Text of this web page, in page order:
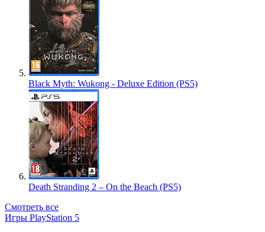
Black Myth: Wukong - Deluxe Edition (PS5)
Death Stranding 2 – On the Beach (PS5)
Смотреть все
Игры PlayStation 5